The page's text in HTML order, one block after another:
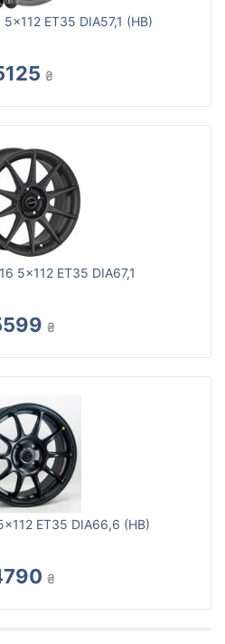
ET35 DIA57,1 (HB)
₴
5x112 ET35 DIA67,1
₴
ET35 DIA66,6 (HB)
₴